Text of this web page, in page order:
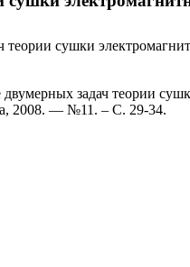
теории сушки
задач теории
2008. — №11. – С. 29-34.